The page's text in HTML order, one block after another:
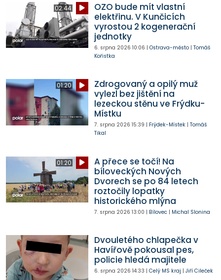
02:44
OZO bude mít vlastní
elektřinu. V Kunčicích
vyrostou 2 kogenerační
jednotky
6. srpna 2026 10:06 | Ostrava-město| Tomáš
Kořistka
01:20
Zdrogovaný a opilý muž
vylezl bez jištění na
lezeckou stěnu ve Frýdku-
Místku
7. srpna 2026 15:39 | Frýdek-Místek| Tomáš
Tikal
01:20
A přece se točí! Na
bíloveckých Nových
Dvorech se po 84 letech
roztočily lopatky
historického mlýna
7. srpna 2026 13:00 | Bílovec| Michal Slonina
Dvouletého chlapečka v
Havířově pokousal pes,
policie hledá majitele
6. srpna 2026 14:33 | Celý MS kraj | Jiří Cileček